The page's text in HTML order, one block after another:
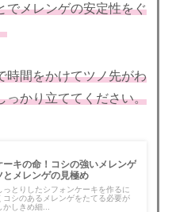
でメレンゲの安定性をぐ
時間をかけてツノ先がわ
っかり立ててください。
ーキの命！コシの強いメレンゲ
とメレンゲの見極め
っとりしたシフォンケーキを作るに
コシのあるメレンゲをたてる必要が
しきめ細...